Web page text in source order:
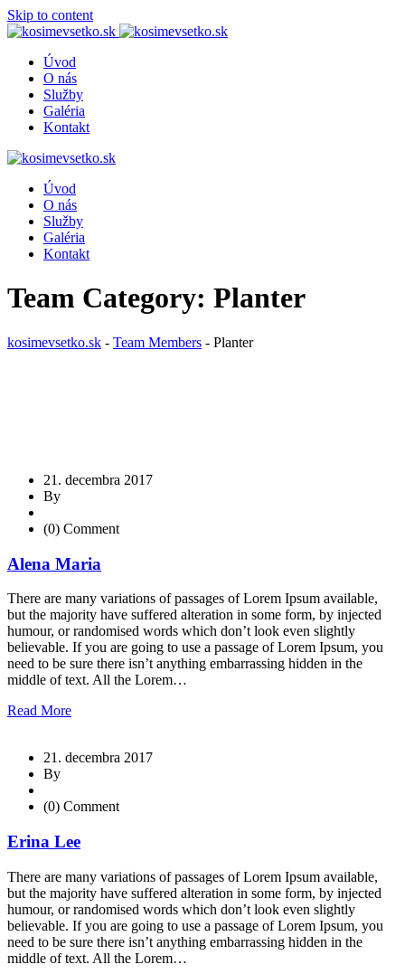
Skip to content
Úvod
O nás
Služby
Galéria
Kontakt
Úvod
O nás
Služby
Galéria
Kontakt
Team Category: Planter
kosimevsetko.sk - Team Members - Planter
21. decembra 2017
By
(0) Comment
Alena Maria
There are many variations of passages of Lorem Ipsum available,
but the majority have suffered alteration in some form, by injected
humour, or randomised words which don’t look even slightly
believable. If you are going to use a passage of Lorem Ipsum, you
need to be sure there isn’t anything embarrassing hidden in the
middle of text. All the Lorem…
Read More
21. decembra 2017
By
(0) Comment
Erina Lee
There are many variations of passages of Lorem Ipsum available,
but the majority have suffered alteration in some form, by injected
humour, or randomised words which don’t look even slightly
believable. If you are going to use a passage of Lorem Ipsum, you
need to be sure there isn’t anything embarrassing hidden in the
middle of text. All the Lorem…